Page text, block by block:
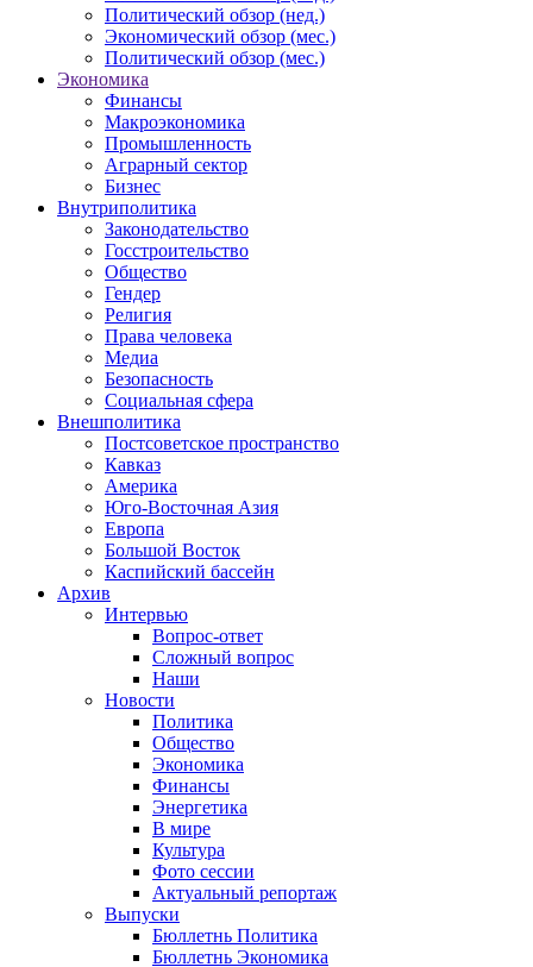
Политический обзор (нед.)
Экономический обзор (мес.)
Политический обзор (мес.)
Экономика
Финансы
Макроэкономика
Промышленность
Аграрный сектор
Бизнес
Внутриполитика
Законодательство
Госстроительство
Общество
Гендер
Религия
Права человека
Медиа
Безопасность
Социальная сфера
Внешполитика
Постсоветское пространство
Кавказ
Америка
Юго-Восточная Азия
Европа
Большой Восток
Каспийский бассейн
Архив
Интервью
Вопрос-ответ
Сложный вопрос
Наши
Новости
Политика
Общество
Экономика
Финансы
Энергетика
В мире
Культура
Фото сессии
Актуальный репортаж
Выпуски
Бюллетнь Политика
Бюллетнь Экономика